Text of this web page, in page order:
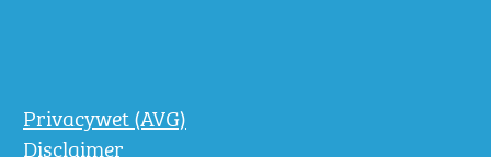
Privacywet (AVG)
Disclaimer